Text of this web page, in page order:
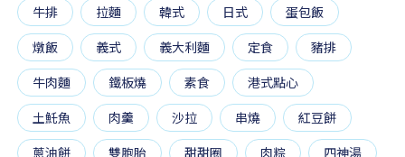
牛排
拉麵 韓式 日式
蛋包飯
燉飯
義式 義大利麵 定食
豬排
牛肉麵
鐵板燒 素食
港式點心
土魠魚
肉羹 沙拉 串燒
紅豆餅
蔥油餅
雙胞胎 甜甜圈 肉粽
四神湯